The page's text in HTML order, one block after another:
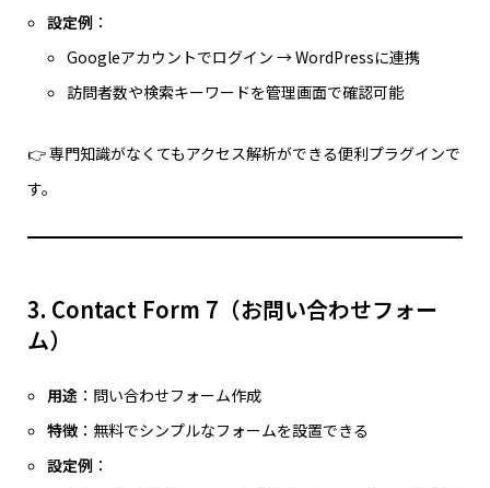
設定例 ：
Googleアカウントでログイン → WordPressに連携
訪問者数や検索キーワードを管理画面で確認可能
👉 専門知識がなくてもアクセス解析ができる便利プラグインで
す。
3. Contact Form 7（お問い合わせフォー
ム）
用途 ：問い合わせフォーム作成
特徴 ：無料でシンプルなフォームを設置できる
設定例 ：